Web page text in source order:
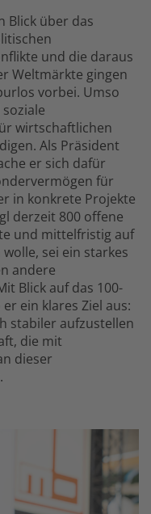
Blick über das
und die daraus
Weltmärkte gingen
vorbei. Umso
wirtschaftlichen
Als Präsident
er sich dafür
für
in konkrete Projekte
derzeit 800 offene
und mittelfristig auf
sei ein starkes
andere
Blick auf das 100-
ein klares Ziel aus:
stabiler aufzustellen
die mit
dieser